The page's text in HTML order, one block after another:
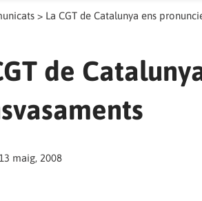
> La CGT de Catalunya ens
de
maig, 2008